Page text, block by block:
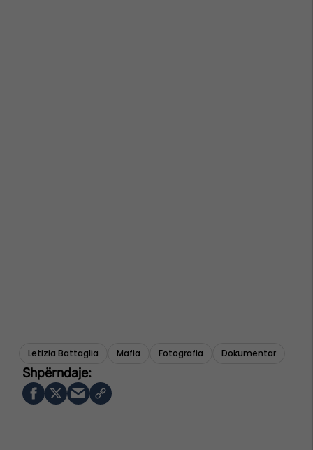
Letizia Battaglia Mafia Fotografia Dokumentar